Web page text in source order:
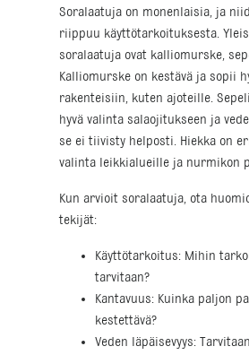
Soralaatuja on monenlaisia, ja
riippuu käyttötarkoituksesta.
soralaatuja ovat kalliomurske,
Kalliomurske on kestävä ja sopii
rakenteisiin, kuten ajoteille.
hyvä valinta salaojitukseen ja
se ei tiivisty helposti. Hiekka on
valinta leikkialueille ja nurmikon
Kun arvioit soralaatuja, ota
tekijät:
Käyttötarkoitus: Mihin
tarvitaan?
Kantavuus: Kuinka paljon
kestettävä?
Veden läpäisevyys: